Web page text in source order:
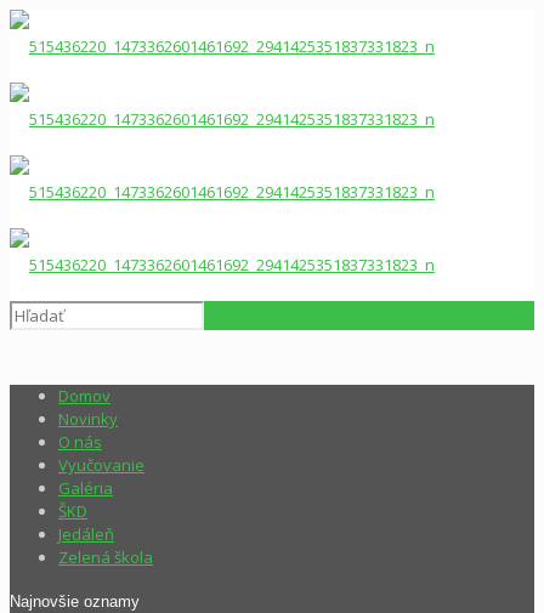
Domov
Novinky
O nás
Vyučovanie
Galéria
ŠKD
Jedáleň
Zelená škola
Najnovšie oznamy